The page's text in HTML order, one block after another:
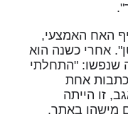
האח האמצעי,
אחרי כשנה הוא
שנפשו: "התחלתי
אחת
זו הייתה
מישהו באתר.